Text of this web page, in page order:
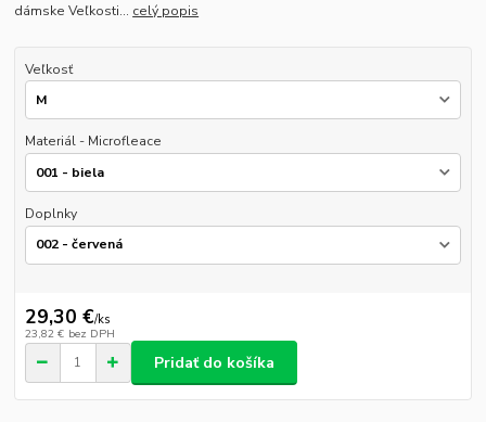
dámske Veľkosti... celý popis
Veľkosť
Materiál - Microfleace
Doplnky
29,30 €/ks
23,82 € bez DPH
Pridať do košíka